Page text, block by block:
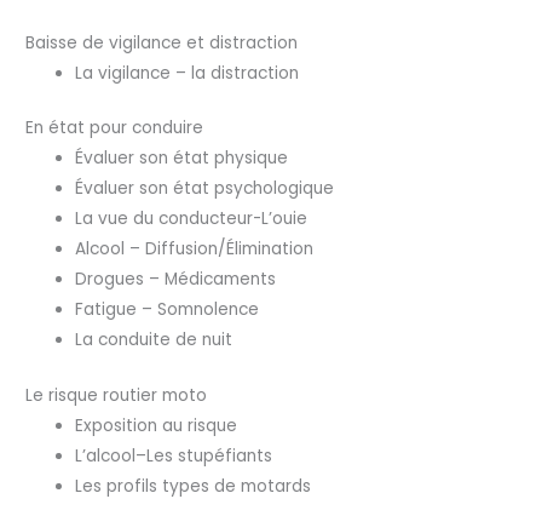
Baisse de vigilance et distraction
La vigilance – la distraction
En état pour conduire
Évaluer son état physique
Évaluer son état psychologique
La vue du conducteur-L’ouie
Alcool – Diffusion/Élimination
Drogues – Médicaments
Fatigue – Somnolence
La conduite de nuit
Le risque routier moto
Exposition au risque
L’alcool–Les stupéfiants
Les profils types de motards